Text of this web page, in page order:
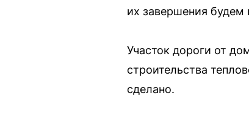
их завершения будем
Участок дороги от
строительства
сделано.